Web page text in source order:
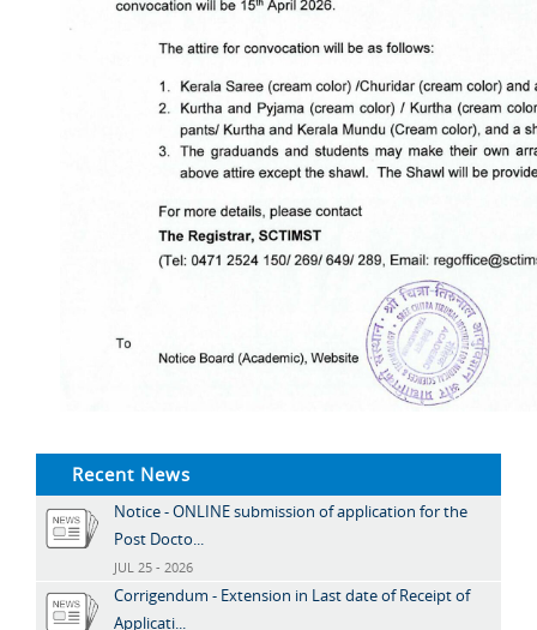
Recent News
Notice - ONLINE submission of application for the
Post Docto...
JUL 25 - 2026
Corrigendum - Extension in Last date of Receipt of
Applicati...